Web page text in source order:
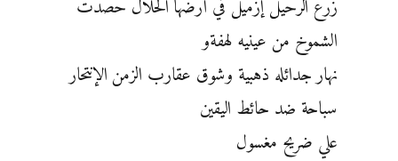
زرع الرحيل إزميل في أرضها الحلال حصدت
الشموخ من عينيه لهفةو
نهار جدائله ذهبية وشوق عقارب الزمن الإنتحار
سباحة ضد حائط اليقين
علي ضريح مغسول